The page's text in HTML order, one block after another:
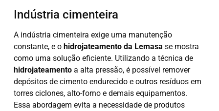
Indústria cimenteira
A indústria cimenteira exige uma manutenção
constante, e o hidrojateamento da Lemasa se mostra
como uma solução eficiente. Utilizando a técnica de
hidrojateamento a alta pressão, é possível remover
depósitos de cimento endurecido e outros resíduos em
torres ciclones, alto-forno e demais equipamentos.
Essa abordagem evita a necessidade de produtos